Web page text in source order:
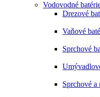
Vodovodné
Drezové
Vaňové
Sprchové
Sprchové a